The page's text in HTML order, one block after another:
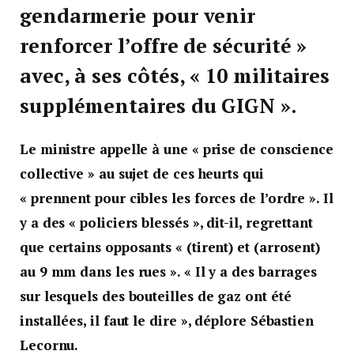
gendarmerie pour venir
renforcer l’offre de sécurité »
avec, à ses côtés, « 10 militaires
supplémentaires du GIGN ».
Le ministre appelle à une « prise de conscience
collective » au sujet de ces heurts qui
« prennent pour cibles les forces de l’ordre ». Il
y a des « policiers blessés », dit-il, regrettant
que certains opposants « (tirent) et (arrosent)
au 9 mm dans les rues ». « Il y a des barrages
sur lesquels des bouteilles de gaz ont été
installées, il faut le dire », déplore Sébastien
Lecornu.